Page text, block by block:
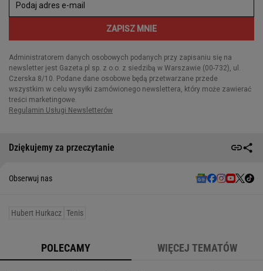
Dziękujemy za przeczytanie
Obserwuj nas
Hubert Hurkacz Tenis
POLECAMY WIĘCEJ TEMATÓW